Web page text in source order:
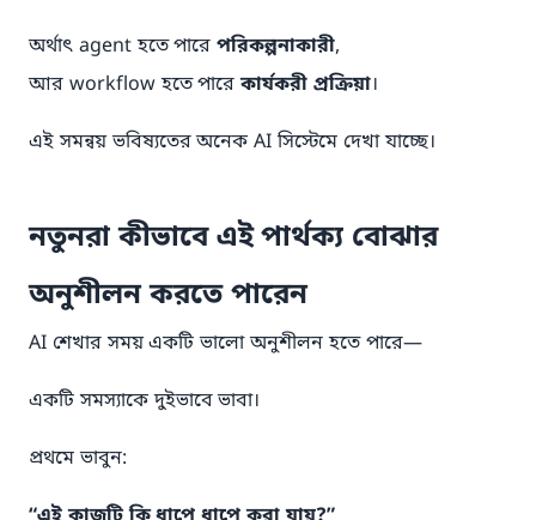
অর্থাৎ agent হতে পারেপরিকল্পনাকারী,
আর workflow হতে পারেকার্যকরী প্রক্রিয়া।
এই সমন্বয় ভবিষ্যতের অনেক AI সিস্টেমে দেখা যাচ্ছে।
নতুনরা কীভাবে এই পার্থক্য বোঝার
অনুশীলন করতে পারেন
AI শেখার সময় একটি ভালো অনুশীলন হতে পারে—
একটি সমস্যাকে দুইভাবে ভাবা।
প্রথমে ভাবুন: